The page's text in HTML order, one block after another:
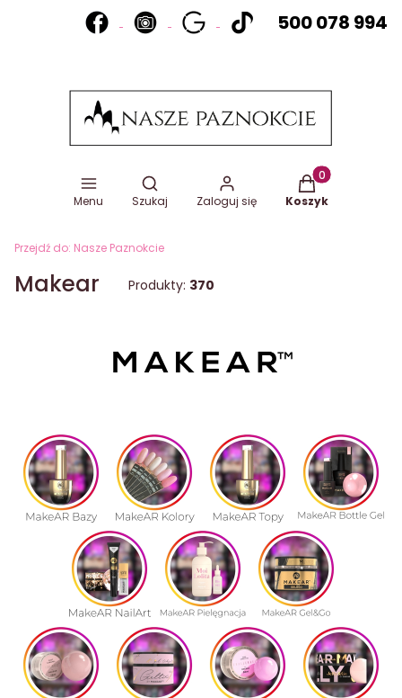
500 078 994
Menu
Otwórz wyszukiwarkę
Szukaj Zaloguj się
Produkty w
Koszyk
Przejdź do: Nasze Paznokcie
Makear Produkty: 370